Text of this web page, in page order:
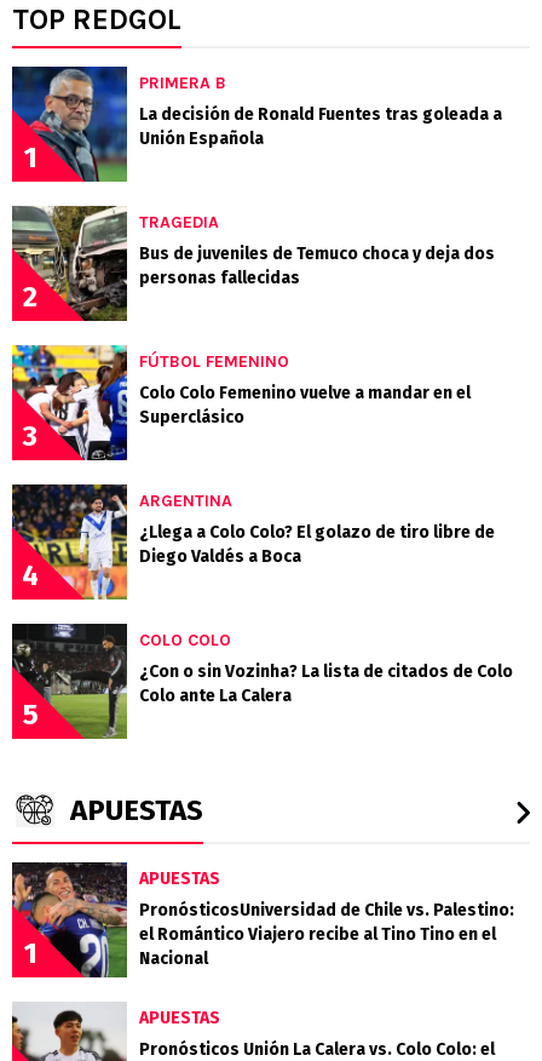
TOP REDGOL
1
PRIMERA B
La decisión de Ronald Fuentes tras goleada a
Unión Española
2
TRAGEDIA
Bus de juveniles de Temuco choca y deja dos
personas fallecidas
3
FÚTBOL FEMENINO
Colo Colo Femenino vuelve a mandar en el
Superclásico
4
ARGENTINA
¿Llega a Colo Colo? El golazo de tiro libre de
Diego Valdés a Boca
5
COLO COLO
¿Con o sin Vozinha? La lista de citados de Colo
Colo ante La Calera
APUESTAS
1
APUESTAS
PronósticosUniversidad de Chile vs. Palestino:
el Romántico Viajero recibe al Tino Tino en el
Nacional
APUESTAS
Pronósticos Unión La Calera vs. Colo Colo: el